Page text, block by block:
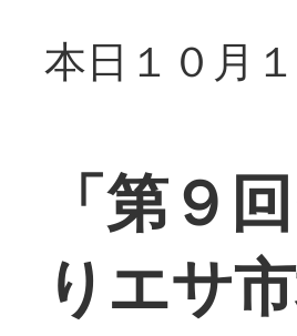
本日１０月
「第９
りエサ